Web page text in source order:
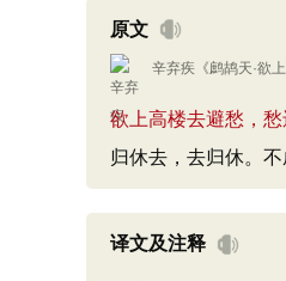
原文
辛弃疾 《鹧鸪天·欲
欲上高楼去避愁，愁
归休去，去归休。
译文及注释